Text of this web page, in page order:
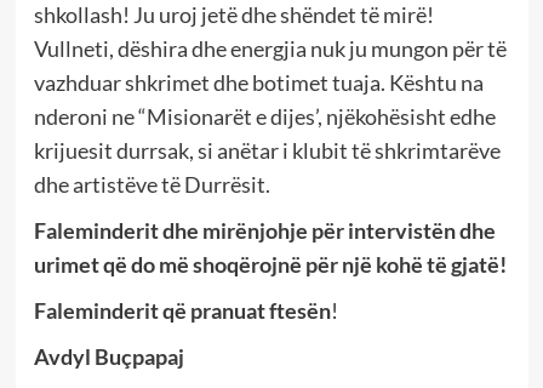
shkollash! Ju uroj jetë dhe shëndet të mirë!
Vullneti, dëshira dhe energjia nuk ju mungon për të
vazhduar shkrimet dhe botimet tuaja. Kështu na
nderoni ne “Misionarët e dijes’, njëkohësisht edhe
krijuesit durrsak, si anëtar i klubit të shkrimtarëve
dhe artistëve të Durrësit.
Faleminderit dhe mirënjohje për intervistën dhe
urimet që do më shoqërojnë për një kohë të gjatë!
Faleminderit që pranuat ftesën!
Avdyl Buçpapaj